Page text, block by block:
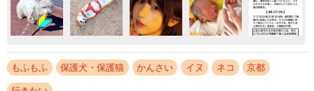
もふもふ 保護犬・保護猫 かんさい イヌ ネコ 京都